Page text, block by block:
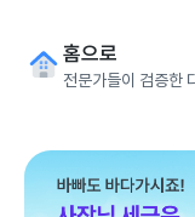
홈으로
전문가들이 검증한